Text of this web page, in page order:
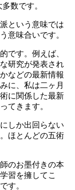
数です。
という意味では
意味合いです。
です。例えば、
研究が発表され
などの最新情報
に、私は二ヶ月
に関係した最新
てきます。
しか出回らない
ほとんどの五術
のお墨付きの本
習を擁してこ
す。